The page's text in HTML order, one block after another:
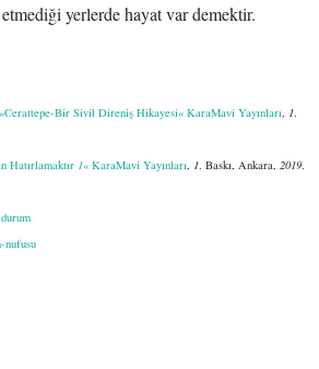
yerlerde hayat var demektir.
»Cerattepe-Bir Sivil Direniş Hikayesi« KaraMavi Yayınları, 1.
Hatırlamaktır 1« KaraMavi Yayınları, 1. Baskı, Ankara, 2019.
nufusu